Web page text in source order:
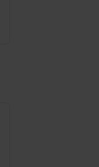
die Einwilligung
(Art. 49 Abs. 1
– Schrems
jederzeit mit
zu den
auf „Details